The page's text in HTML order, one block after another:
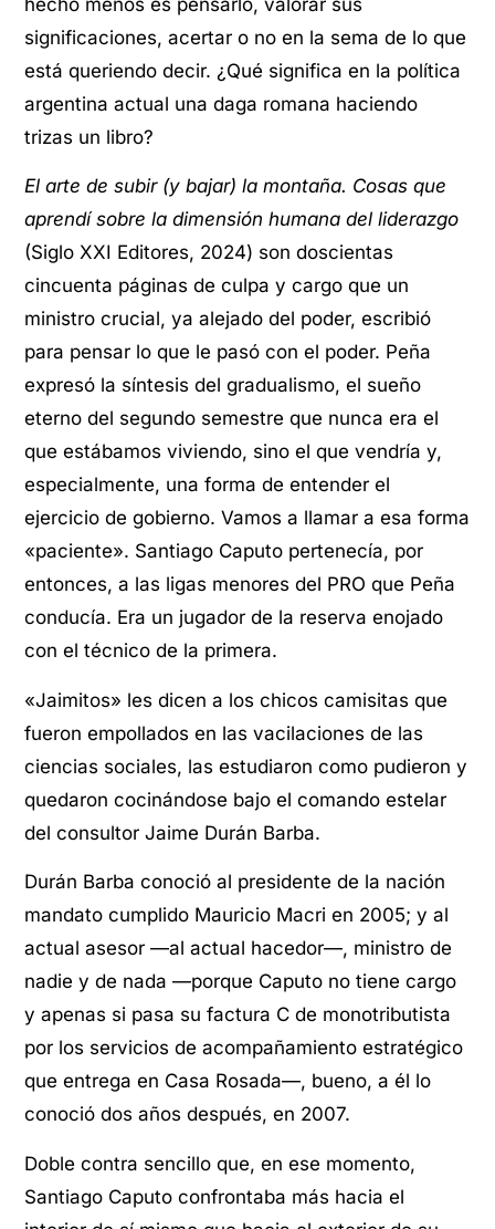
significaciones, acertar o no en la sema de lo que
está queriendo decir. ¿Qué significa en la política
argentina actual una daga romana haciendo
trizas un libro?
El arte de subir (y bajar) la montaña. Cosas que
aprendí sobre la dimensión humana del liderazgo
(Siglo XXI Editores, 2024) son doscientas
cincuenta páginas de culpa y cargo que un
ministro crucial, ya alejado del poder, escribió
para pensar lo que le pasó con el poder. Peña
expresó la síntesis del gradualismo, el sueño
eterno del segundo semestre que nunca era el
que estábamos viviendo, sino el que vendría y,
especialmente, una forma de entender el
ejercicio de gobierno. Vamos a llamar a esa forma
«paciente». Santiago Caputo pertenecía, por
entonces, a las ligas menores del PRO que Peña
conducía. Era un jugador de la reserva enojado
con el técnico de la primera.
«Jaimitos» les dicen a los chicos camisitas que
fueron empollados en las vacilaciones de las
ciencias sociales, las estudiaron como pudieron y
quedaron cocinándose bajo el comando estelar
del consultor Jaime Durán Barba.
Durán Barba conoció al presidente de la nación
mandato cumplido Mauricio Macri en 2005; y al
actual asesor —al actual hacedor—, ministro de
nadie y de nada —porque Caputo no tiene cargo
y apenas si pasa su factura C de monotributista
por los servicios de acompañamiento estratégico
que entrega en Casa Rosada—, bueno, a él lo
conoció dos años después, en 2007.
Doble contra sencillo que, en ese momento,
Santiago Caputo confrontaba más hacia el